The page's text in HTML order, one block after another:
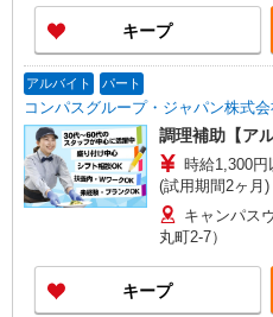
記金額は働きが
い向上手当※26
社会保険加入
キープ
アルバイト パート
コンパスグループ・ジャパン株式
調理補助【ア
時給1,300円以上 試用期間中 時給
(試用期間2ヶ月) 残業が発生した場合、残業代を1
分単位で別途支
キャンパス
丸町2-7）
キープ